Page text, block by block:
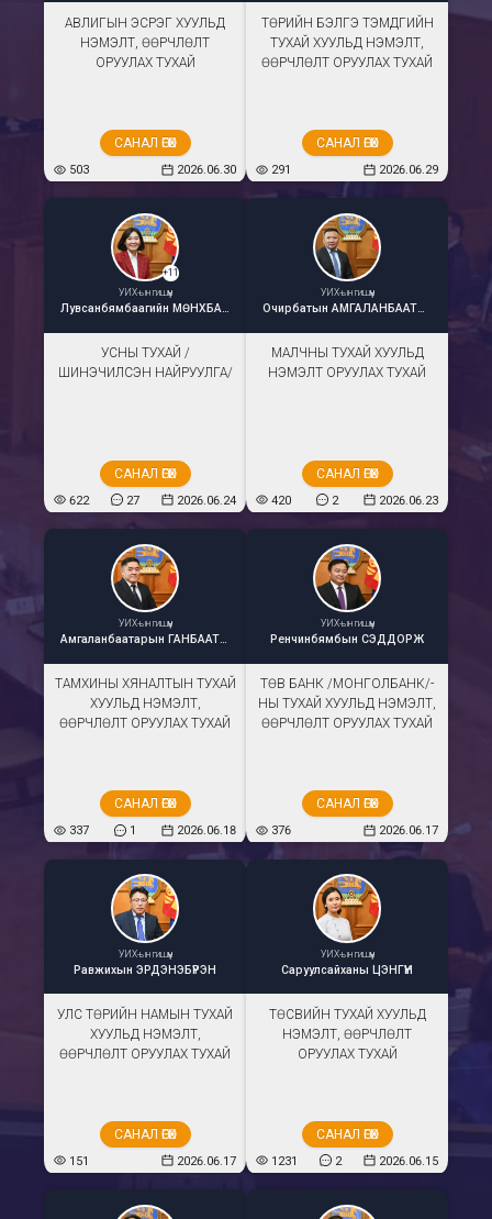
АВЛИГЫН ЭСРЭГ ХУУЛЬД
НЭМЭЛТ, ӨӨРЧЛӨЛТ
ОРУУЛАХ ТУХАЙ
САНАЛ ӨГӨХ
503 2026.06.30
ТӨРИЙН БЭЛГЭ ТЭМДГИЙН
ТУХАЙ ХУУЛЬД НЭМЭЛТ,
ӨӨРЧЛӨЛТ ОРУУЛАХ ТУХАЙ
САНАЛ ӨГӨХ
291 2026.06.29
+11
УИХ-ын гишүүн
Лувсанбямбаагийн МӨНХБАЯСГАЛАН
УСНЫ ТУХАЙ /
ШИНЭЧИЛСЭН НАЙРУУЛГА/
САНАЛ ӨГӨХ
622 27 2026.06.24
УИХ-ын гишүүн
Очирбатын АМГАЛАНБААТАР
МАЛЧНЫ ТУХАЙ ХУУЛЬД
НЭМЭЛТ ОРУУЛАХ ТУХАЙ
САНАЛ ӨГӨХ
420 2 2026.06.23
УИХ-ын гишүүн
Амгаланбаатарын ГАНБААТАР
ТАМХИНЫ ХЯНАЛТЫН ТУХАЙ
ХУУЛЬД НЭМЭЛТ,
ӨӨРЧЛӨЛТ ОРУУЛАХ ТУХАЙ
САНАЛ ӨГӨХ
337 1 2026.06.18
УИХ-ын гишүүн
Ренчинбямбын СЭДДОРЖ
ТӨВ БАНК /МОНГОЛБАНК/-
НЫ ТУХАЙ ХУУЛЬД НЭМЭЛТ,
ӨӨРЧЛӨЛТ ОРУУЛАХ ТУХАЙ
САНАЛ ӨГӨХ
376 2026.06.17
УИХ-ын гишүүн
Равжихын ЭРДЭНЭБҮРЭН
УЛС ТӨРИЙН НАМЫН ТУХАЙ
ХУУЛЬД НЭМЭЛТ,
ӨӨРЧЛӨЛТ ОРУУЛАХ ТУХАЙ
САНАЛ ӨГӨХ
151 2026.06.17
УИХ-ын гишүүн
Саруулсайханы ЦЭНГҮҮН
ТӨСВИЙН ТУХАЙ ХУУЛЬД
НЭМЭЛТ, ӨӨРЧЛӨЛТ
ОРУУЛАХ ТУХАЙ
САНАЛ ӨГӨХ
1231 2 2026.06.15